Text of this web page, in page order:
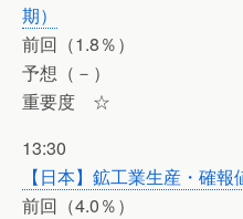
期）
前回（1.8％）
予想（－）
重要度 ☆
13:30
【日本】鉱工業生産・確報
前回（4.0％）